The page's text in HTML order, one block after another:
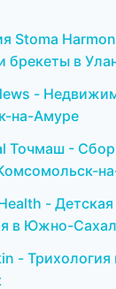
Stoma
брекеты в
-
на-Амуре
Точмаш -
- Детская
в Южно-
- Трихология